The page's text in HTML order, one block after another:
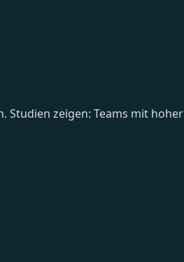
Studien zeigen: Teams mit hoher